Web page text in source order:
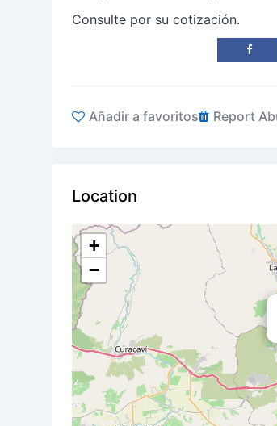
Consulte por su cotización.
Añadir a favoritos Report
Location
+
−